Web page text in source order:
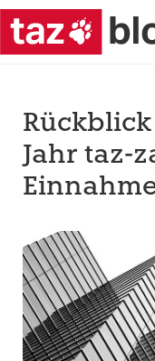
Jahr taz-